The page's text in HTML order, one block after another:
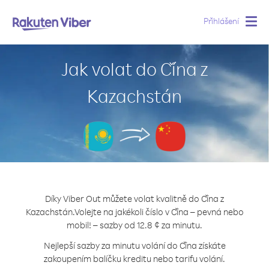
Přihlášení
Jak volat do Čína z
Kazachstán
Díky Viber Out můžete volat kvalitně do Čína z
Kazachstán.Volejte na jakékoli číslo v Čína – pevná nebo
mobil! – sazby od 12.8 ¢ za minutu.
Nejlepší sazby za minutu volání do Čína získáte
zakoupením balíčku kreditu nebo tarifu volání.